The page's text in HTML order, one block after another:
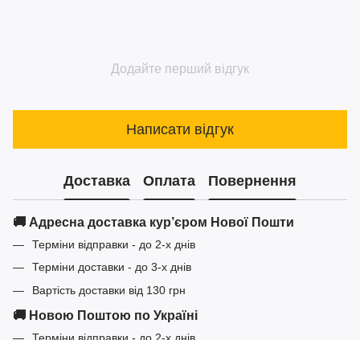
Додайте перший відгук
Написати відгук
Доставка Оплата Повернення
🚚 Адресна доставка кур’єром Нової Пошти
Терміни відправки - до 2-х днів
Терміни доставки - до 3-х днів
Вартість доставки від 130 грн
🚚 Новою Поштою по Україні
Терміни відправки - до 2-х днів